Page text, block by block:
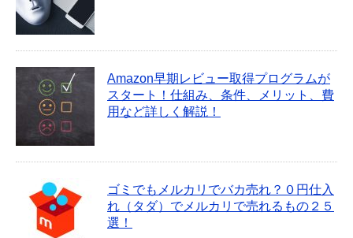
Amazon早期レビュー取得プログラムが
スタート！仕組み、条件、メリット、費
用など詳しく解説！
ゴミでもメルカリでバカ売れ？０円仕入
れ（タダ）でメルカリで売れるもの２５
選！